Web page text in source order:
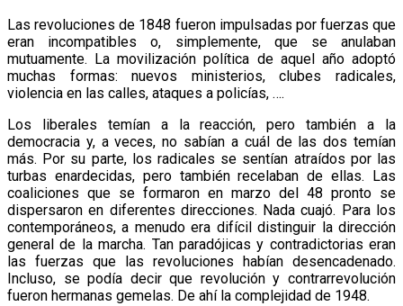
Las revoluciones de 1848 fueron impulsadas por fuerzas que
eran incompatibles o, simplemente, que se anulaban
mutuamente. La movilización política de aquel año adoptó
muchas formas: nuevos ministerios, clubes radicales,
violencia en las calles, ataques a policías, ….
Los liberales temían a la reacción, pero también a la
democracia y, a veces, no sabían a cuál de las dos temían
más. Por su parte, los radicales se sentían atraídos por las
turbas enardecidas, pero también recelaban de ellas. Las
coaliciones que se formaron en marzo del 48 pronto se
dispersaron en diferentes direcciones. Nada cuajó. Para los
contemporáneos, a menudo era difícil distinguir la dirección
general de la marcha. Tan paradójicas y contradictorias eran
las fuerzas que las revoluciones habían desencadenado.
Incluso, se podía decir que revolución y contrarrevolución
fueron hermanas gemelas. De ahí la complejidad de 1948.